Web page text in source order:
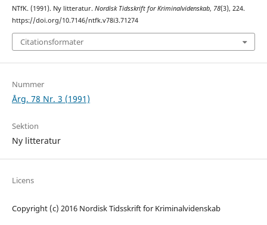
NTfK. (1991). Ny litteratur. Nordisk Tidsskrift for Kriminalvidenskab, 78(3), 224.
https://doi.org/10.7146/ntfk.v78i3.71274
Citationsformater
Nummer
Årg. 78 Nr. 3 (1991)
Sektion
Ny litteratur
Licens
Copyright (c) 2016 Nordisk Tidsskrift for Kriminalvidenskab